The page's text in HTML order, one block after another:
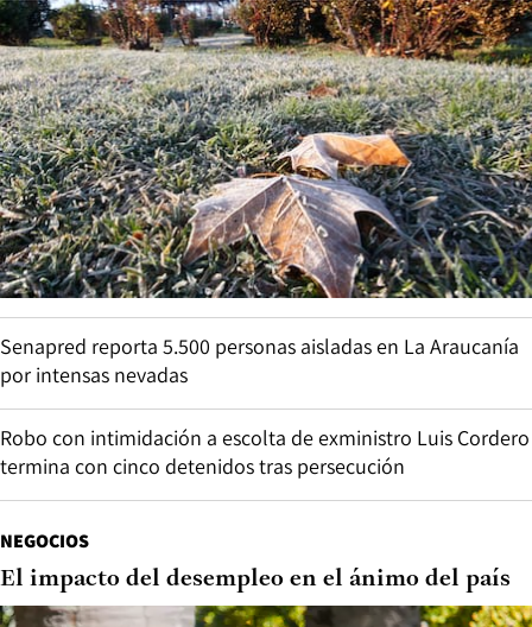
Senapred reporta 5.500 personas aisladas en La Araucanía
por intensas nevadas
Robo con intimidación a escolta de exministro Luis Cordero
termina con cinco detenidos tras persecución
NEGOCIOS
El impacto del desempleo en el ánimo del país